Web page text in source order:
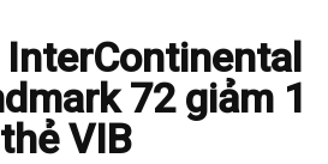
72 giảm 1
VIB